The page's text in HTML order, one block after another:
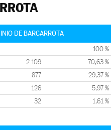
DE BARCARROTA
100 %
2.109 70,63 %
877 29,37 %
126 5,97 %
32 1,61 %